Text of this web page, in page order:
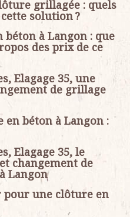
grillagée : quels
solution ?
à Langon : que
des prix de ce
Elagage 35, une
de grillage
en béton à Langon :
Elagage 35, le
changement de
Langon
une clôture en